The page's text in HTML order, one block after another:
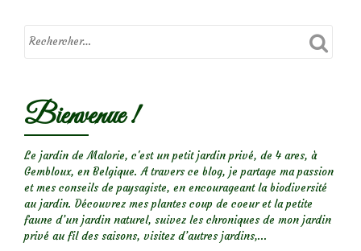
Bienvenue !
Le jardin de Malorie, c'est un petit jardin privé, de 4 ares, à
Gembloux, en Belgique. A travers ce blog, je partage ma passion
et mes conseils de paysagiste, en encourageant la biodiversité
au jardin. Découvrez mes plantes coup de coeur et la petite
faune d’un jardin naturel, suivez les chroniques de mon jardin
privé au fil des saisons, visitez d’autres jardins,...